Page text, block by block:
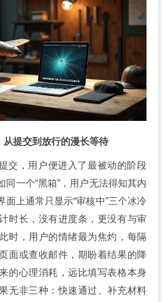
从提交到放行的漫长等待
交，用户便进入了最被动的阶段
一个“黑箱”，用户无法得知其内
面上通常只显示“审核中”三个冰冷
时长，没有进度条，更没有与审
时，用户的情绪最为焦灼，每隔
面或查收邮件，期盼着结果的降
的心理消耗，远比填写表格本身
无非三种：快速通过、补充材料